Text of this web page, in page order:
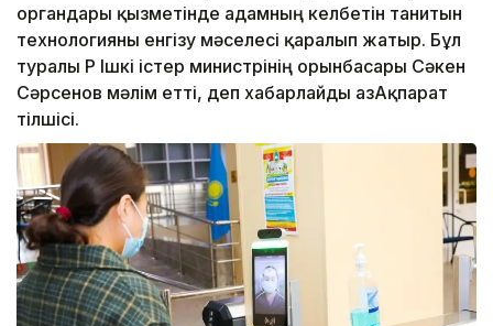
органдары қызметінде адамның келбетін танитын
технологияны енгізу мәселесі қаралып жатыр. Бұл
туралы ҚР Ішкі істер министрінің орынбасары Сәкен
Сәрсенов мәлім етті, деп хабарлайды ҚазАқпарат
тілшісі.